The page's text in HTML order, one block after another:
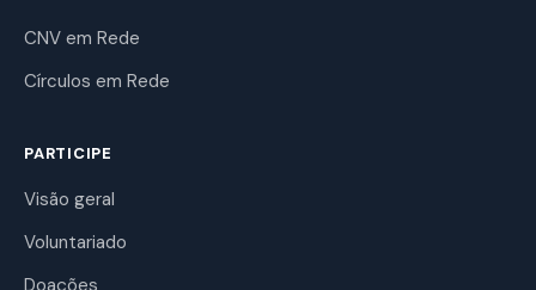
CNV em Rede
Círculos em Rede
PARTICIPE
Visão geral
Voluntariado